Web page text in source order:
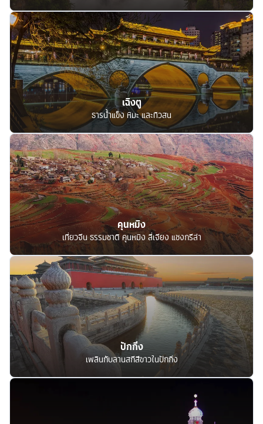
เฉิงตู
ธารน้ำแข็ง หิมะ และทิวสน
คุนหมิง
เที่ยวจีน ธรรมชาติ คุนหมิง ลี่เจียง แชงกรีล่า
ปักกิ่ง
เพลินกับลานสกีสีขาวในปักกิ่ง